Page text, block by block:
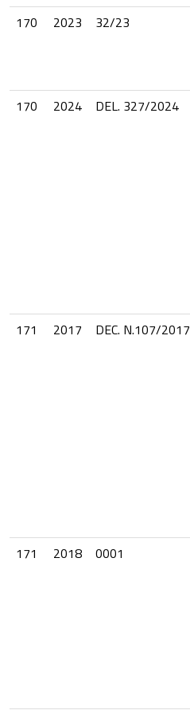
170
2023 32/23
170
2024 DEL. 327/2024
171
2017 DEC. N.107/2017
171
2018 0001